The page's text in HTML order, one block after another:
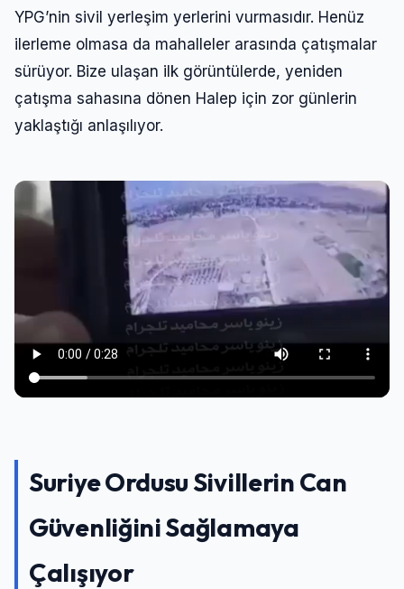
YPG’nin sivil yerleşim yerlerini vurmasıdır. Henüz
ilerleme olmasa da mahalleler arasında çatışmalar
sürüyor. Bize ulaşan ilk görüntülerde, yeniden
çatışma sahasına dönen Halep için zor günlerin
yaklaştığı anlaşılıyor.
Suriye Ordusu Sivillerin Can
Güvenliğini Sağlamaya
Çalışıyor